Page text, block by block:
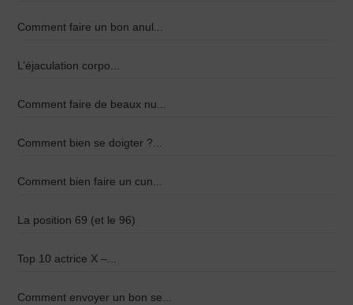
Comment faire un bon anul...
L’éjaculation corpo...
Comment faire de beaux nu...
Comment bien se doigter ?...
Comment bien faire un cun...
La position 69 (et le 96)
Top 10 actrice X –...
Comment envoyer un bon se...